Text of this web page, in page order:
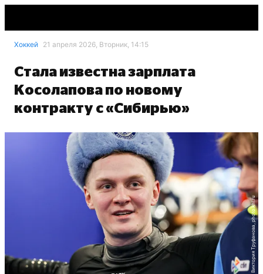
Хоккей 21 апреля 2026, Вторник, 14:15
Стала известна зарплата
Косолапова по новому
контракту с «Сибирью»
Виктория Труфанова, photo.khl.ru